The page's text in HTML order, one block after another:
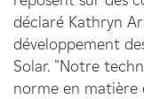
déclaré Kathryn
développement
Solar. "Notre
norme en matière